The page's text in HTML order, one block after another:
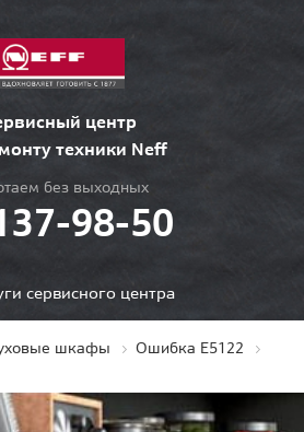
центр
техники Neff
без выходных
98-50
сервисного центра
шкафы
Ошибка E5122